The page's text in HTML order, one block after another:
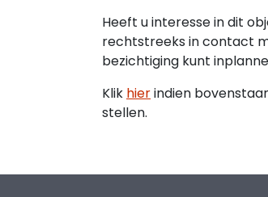
Heeft u interesse in dit
rechtstreeks in contact
bezichtiging kunt
Klik hierindien
stellen.